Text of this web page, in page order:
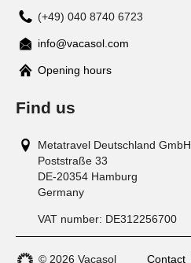
(+49) 040 8740 6723
info@vacasol.com
Opening hours
Find us
Metatravel Deutschland GmbH
Poststraße 33
DE-20354 Hamburg
Germany
VAT number: DE312256700
© 2026 Vacasol Contact